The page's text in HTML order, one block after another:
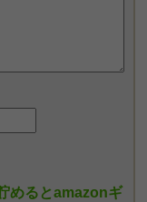
めるとamazonギ